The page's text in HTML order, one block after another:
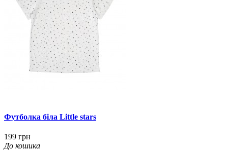
Футболка біла Little stars
199 грн
До кошика